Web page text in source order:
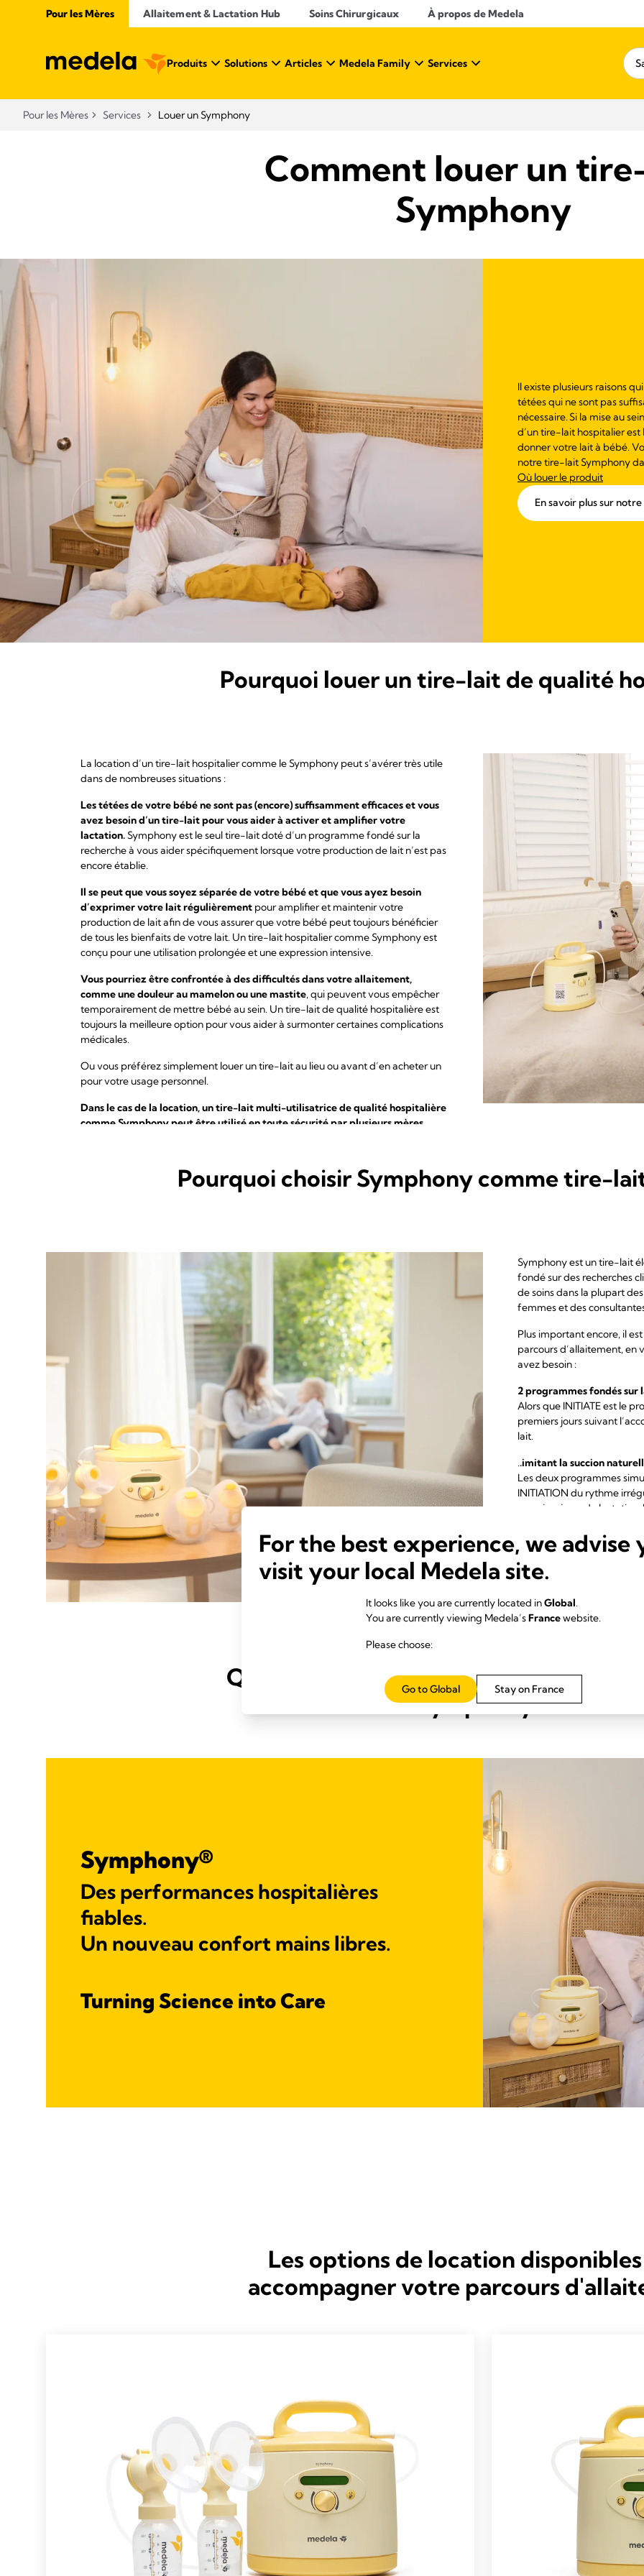
Pour les Mères Allaitement & Lactation Hub Soins Chirurgicaux À propos de Medela
Produits Solutions Articles Medela Family Services
Pour les Mères Services Louer un Symphony
Comment louer un
Symphony
Il existe plusieurs raisons
tétées qui ne sont pas
nécessaire. Si la mise au
d’un tire-lait hospitalier
donner votre lait à bébé.
notre tire-lait Symphony
Où louer le produit
En savoir plus sur
Pourquoi louer un tire-lait de qualité
La location d’un tire-lait hospitalier comme le Symphony peut s’avérer très utile
dans de nombreuses situations :
Les tétées de votre bébé ne sont pas (encore) suffisamment efficaces et vous
avez besoin d’un tire-lait pour vous aider à activer et amplifier votre
lactation.Symphony est le seul tire-lait doté d’un programme fondé sur la
recherche à vous aider spécifiquement lorsque votre production de lait n’est pas
encore établie.
Il se peut que vous soyez séparée de votre bébé et que vous ayez besoin
d’exprimer votre lait régulièrement pour amplifier et maintenir votre
production de lait afin de vous assurer que votre bébé peut toujours bénéficier
de tous les bienfaits de votre lait. Un tire-lait hospitalier comme Symphony est
conçu pour une utilisation prolongée et une expression intensive.
Vous pourriez être confrontée à des difficultés dans votre allaitement,
comme une douleur au mamelon ou une mastite, qui peuvent vous empêcher
temporairement de mettre bébé au sein. Un tire-lait de qualité hospitalière est
toujours la meilleure option pour vous aider à surmonter certaines complications
médicales.
Ou vous préférez simplement louer un tire-lait au lieu ou avant d’en acheter un
pour votre usage personnel.
Dans le cas de la location, un tire-lait multi-utilisatrice de qualité hospitalière
comme Symphony peut être utilisé en toute sécurité par plusieurs mères.
Pourquoi choisir Symphony comme tire-
Symphony est un tire-lait
fondé sur des recherches
de soins dans la plupart
femmes et des
Plus important encore, il
parcours d’allaitement, en
avez besoin :
2 programmes fondés sur
Alors que INITIATE est le
premiers jours suivant
lait.
..imitant la succion
Les deux programmes
INITIATION du rythme
premiers jours de
.. pour plus de lait lorsque
Il a été démontré que la
premiers jours permettait
premiers jours par
standard.
Quels sont les sets disponibles à la
Symphony ?
Symphony®
Des performances hospitalières
fiables.
Un nouveau confort mains libres.
Turning Science into Care
Les options de location
accompagner votre parcours
For the best experience, we advise
visit your local Medela site.
It looks like you are currently located inGlobal.
You are currently viewing Medela’sFrancewebsite.
Please choose:
Stay on France
Go to Global